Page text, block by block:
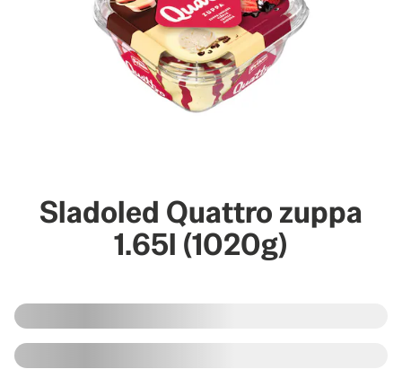
Sladoled Quattro zuppa
1.65l (1020g)